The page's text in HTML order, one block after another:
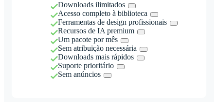
Downloads ilimitados
Acesso completo à biblioteca
Ferramentas de design profissionais
Recursos de IA premium
Um pacote por mês
Sem atribuição necessária
Downloads mais rápidos
Suporte prioritário
Sem anúncios